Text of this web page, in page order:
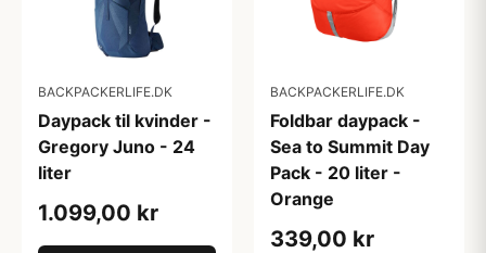
BACKPACKERLIFE.DK
Daypack til kvinder -
Gregory Juno - 24
liter
1.099,00 kr
BACKPACKERLIFE.DK
Foldbar daypack -
Sea to Summit Day
Pack - 20 liter -
Orange
339,00 kr